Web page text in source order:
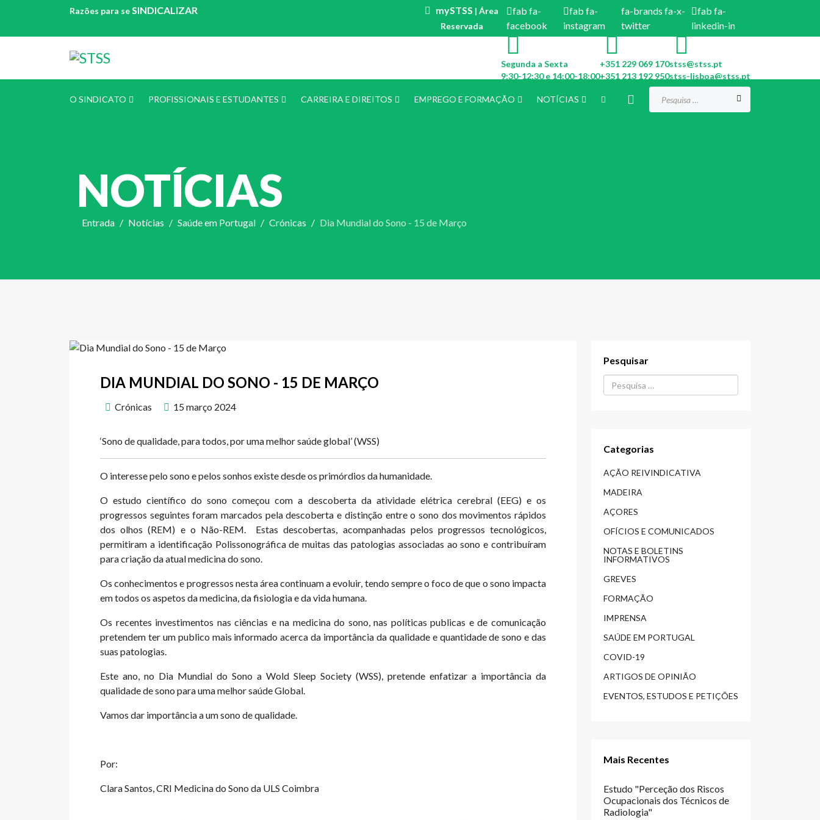
Razões para seSINDICALIZAR mySTSS | Área
Reservada
fab fa-
facebook
fab fa-
instagram
fa-brands fa-x-
twitter
fab fa-
linkedin-in
Segunda a Sexta
9:30-12:30 e 14:00-18:00
+351 229 069 170
+351 213 192 950
stss@stss.pt
stss-lisboa@stss.pt
O SINDICATO PROFISSIONAIS E ESTUDANTES CARREIRA E DIREITOS EMPREGO E FORMAÇÃO NOTÍCIAS
NOTÍCIAS
Entrada Notícias Saúde em Portugal Crónicas Dia Mundial do Sono - 15 de Março
DIA MUNDIAL DO SONO - 15 DE MARÇO
Crónicas 15 março 2024
‘Sono de qualidade, para todos, por uma melhor saúde global’ (WSS)
O interesse pelo sono e pelos sonhos existe desde os primórdios da humanidade.
O estudo científico do sono começou com a descoberta da atividade elétrica cerebral (EEG) e os
progressos seguintes foram marcados pela descoberta e distinção entre o sono dos movimentos rápidos
dos olhos (REM) e o Não-REM. Estas descobertas, acompanhadas pelos progressos tecnológicos,
permitiram a identificação Polissonográfica de muitas das patologias associadas ao sono e contribuíram
para criação da atual medicina do sono.
Os conhecimentos e progressos nesta área continuam a evoluir, tendo sempre o foco de que o sono impacta
em todos os aspetos da medicina, da fisiologia e da vida humana.
Os recentes investimentos nas ciências e na medicina do sono, nas políticas publicas e de comunicação
pretendem ter um publico mais informado acerca da importância da qualidade e quantidade de sono e das
suas patologias.
Este ano, no Dia Mundial do Sono a Wold Sleep Society (WSS), pretende enfatizar a importância da
qualidade de sono para uma melhor saúde Global.
Vamos dar importância a um sono de qualidade.
Por:
Clara Santos, CRI Medicina do Sono da ULS Coimbra
Pesquisar
Procurar...
Categorias
AÇÃO REIVINDICATIVA
MADEIRA
AÇORES
OFÍCIOS E COMUNICADOS
NOTAS E BOLETINS
INFORMATIVOS
GREVES
FORMAÇÃO
IMPRENSA
SAÚDE EM PORTUGAL
COVID-19
ARTIGOS DE OPINIÃO
EVENTOS, ESTUDOS E PETIÇÕES
Mais Recentes
Estudo "Perceção dos Riscos
Ocupacionais dos Técnicos de
Radiologia"